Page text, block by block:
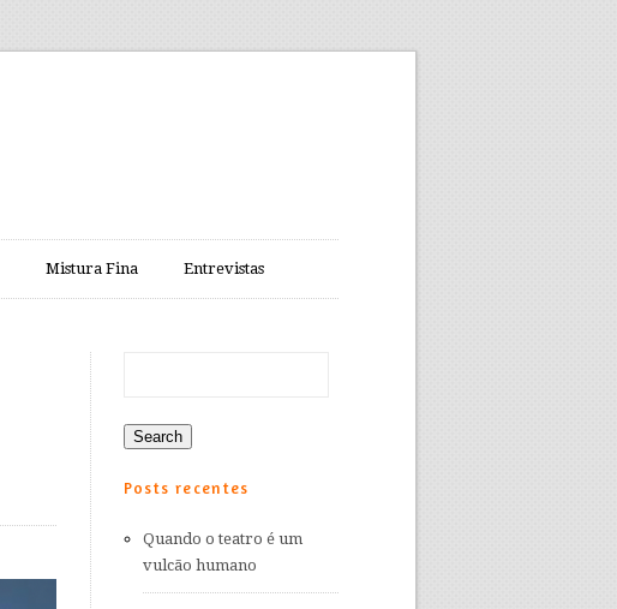
Mistura Fina Entrevistas
Posts recentes
Quando o teatro é um
vulcão humano